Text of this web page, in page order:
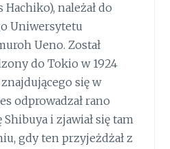
należał do
Uniwersytetu
Ueno. Został
do Tokio w 1924
się w
odprowadzał rano
Shibuya i zjawiał się tam
gdy ten przyjeżdżał z